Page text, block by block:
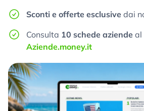
Sconti e offerte esclusive dai
Consulta 10 schede aziende al
Aziende.money.it